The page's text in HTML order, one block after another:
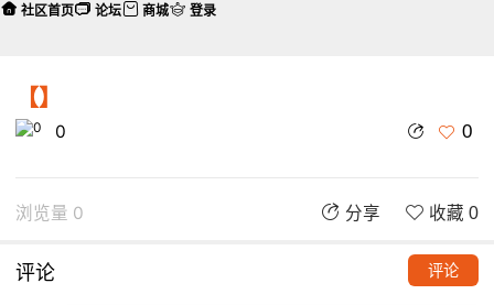
【】
0 0
浏览量 0 分享 收藏 0
评论 评论
社区首页 论坛 商城 登录